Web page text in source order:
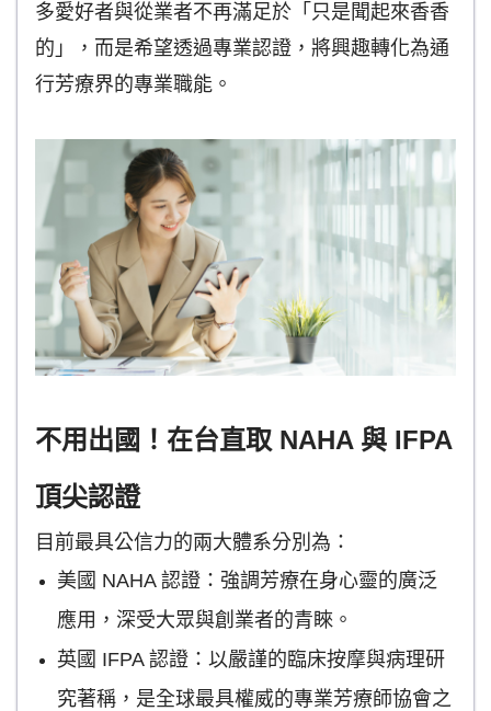
多愛好者與從業者不再滿足於「只是聞起來香香
的」，而是希望透過專業認證，將興趣轉化為通
行芳療界的專業職能。
不用出國！在台直取 NAHA 與 IFPA
頂尖認證
目前最具公信力的兩大體系分別為：
美國 NAHA 認證：強調芳療在身心靈的廣泛
應用，深受大眾與創業者的青睞。
英國 IFPA 認證：以嚴謹的臨床按摩與病理研
究著稱，是全球最具權威的專業芳療師協會之